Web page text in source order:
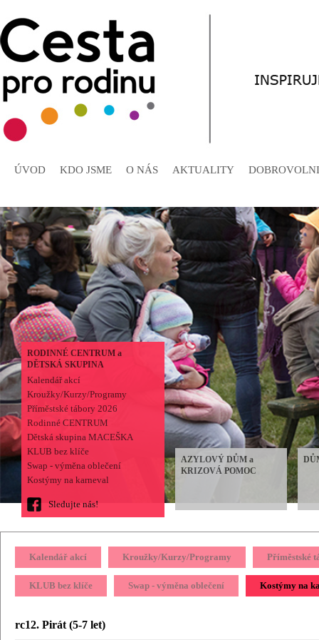
ÚVOD KDO JSME O NÁS AKTUALITY
RODINNÉ CENTRUM a
DĚTSKÁ SKUPINA
Kalendář akcí
Kroužky/Kurzy/Programy
Příměstské tábory 2026
Rodinné CENTRUM
Dětská skupina MACEŠKA
KLUB bez klíče
Swap - výměna oblečení
Kostýmy na karneval
Sledujte nás!
AZYLOVÝ DŮM a
KRIZOVÁ POMOC
Kalendář akcí Kroužky/Kurzy/Programy Příměstské
KLUB bez klíče Swap - výměna oblečení Kostýmy na
rc12. Pirát (5-7 let)